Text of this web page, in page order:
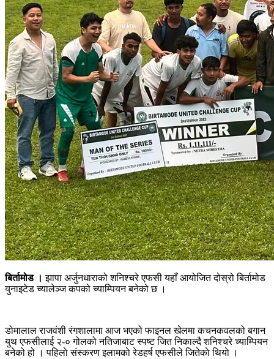
बिर्तामोड । झापा अर्जुनधाराको शनिश्चरे एफसी यहाँ आयोजित दोस्रो बिर्तामोड
युनाइटेड च्यालेञ्ज कपको च्याम्पियन बनेको छ ।
डोमालाल राजवंशी रंगशालामा आज भएको फाइनल खेलमा कचनकवलको बगान
युथ एफसीलाई २-० गोलको नतिजाबाट स्पष्ट जित निकाल्दै शनिश्चरे च्याम्पियन
बनेको हो । पहिलाे संस्करण इलामकाे रेडहर्ष एफसीले जितेकाे थियाे ।